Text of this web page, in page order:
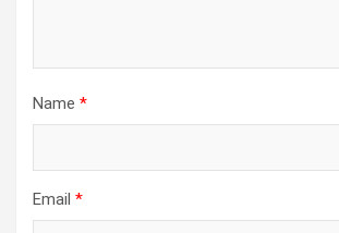
Name *
Email *